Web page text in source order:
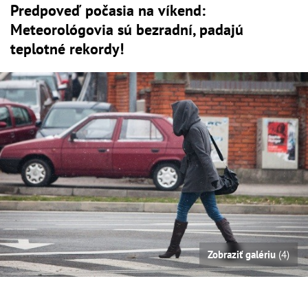
Predpoveď počasia na víkend:
Meteorológovia sú bezradní, padajú
teplotné rekordy!
Zobraziť galériu (4)